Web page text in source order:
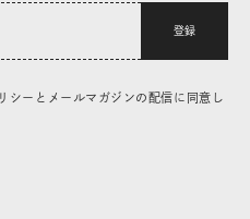
登録
シーとメールマガジンの配信に同意し